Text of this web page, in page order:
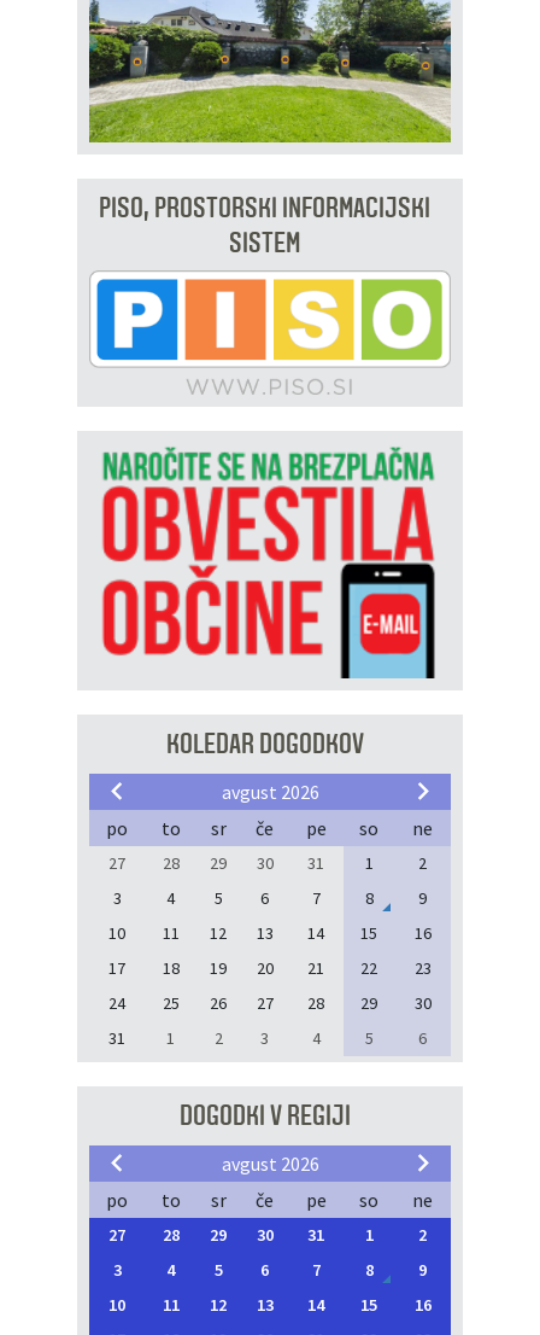
PISO, PROSTORSKI INFORMACIJSKI
SISTEM
KOLEDAR DOGODKOV
avgust 2026
po
to sr če pe so ne
27 28 29 30 31 1
2
3
4 5 6 7 8
9
10
11 12 13 14 15
16
17
18 19 20 21 22
23
24
25 26 27 28 29
30
31
1 2 3 4 5 6
DOGODKI V REGIJI
avgust 2026
po
to sr če pe so ne
27 28 29 30 31 1
2
3
4 5 6 7 8
9
10
11 12 13 14 15
16